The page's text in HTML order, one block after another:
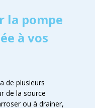
la pompe
à vos
de plusieurs
de la source
ou à drainer,